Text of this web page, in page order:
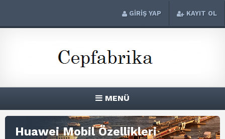
GİRİŞ YAP KAYIT OL
MENÜ
Huawei Mobil Özellikleri